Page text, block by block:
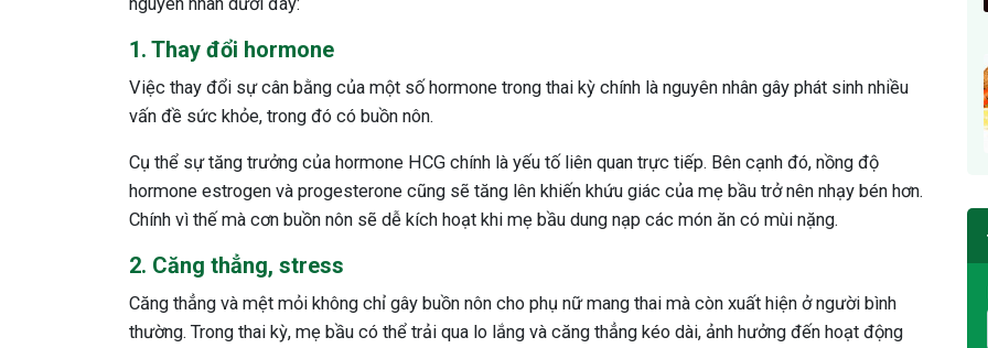
1. Thay đổi hormone
Việc thay đổi sự cân bằng của một số hormone trong thai kỳ chính là nguyên nhân gây phát sinh nhiều
vấn đề sức khỏe, trong đó có buồn nôn.
Cụ thể sự tăng trưởng của hormone HCG chính là yếu tố liên quan trực tiếp. Bên cạnh đó, nồng độ
hormone estrogen và progesterone cũng sẽ tăng lên khiến khứu giác của mẹ bầu trở nên nhạy bén hơn.
Chính vì thế mà cơn buồn nôn sẽ dễ kích hoạt khi mẹ bầu dung nạp các món ăn có mùi nặng.
2. Căng thẳng, stress
Căng thẳng và mệt mỏi không chỉ gây buồn nôn cho phụ nữ mang thai mà còn xuất hiện ở người bình
thường. Trong thai kỳ, mẹ bầu có thể trải qua lo lắng và căng thẳng kéo dài, ảnh hưởng đến hoạt động